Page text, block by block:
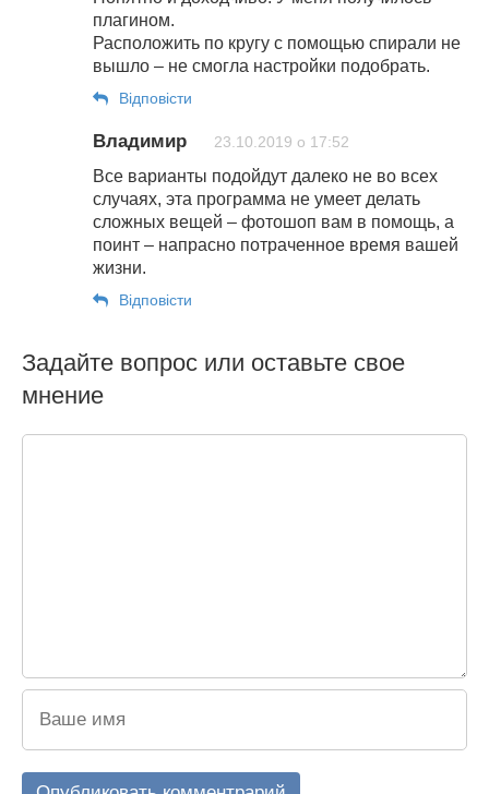
плагином.
Расположить по кругу с помощью спирали не
вышло – не смогла настройки подобрать.
Відповіcти
Владимир 23.10.2019 о 17:52
Все варианты подойдут далеко не во всех
случаях, эта программа не умеет делать
сложных вещей – фотошоп вам в помощь, а
поинт – напрасно потраченное время вашей
жизни.
Відповіcти
Задайте вопрос или оставьте свое
мнение